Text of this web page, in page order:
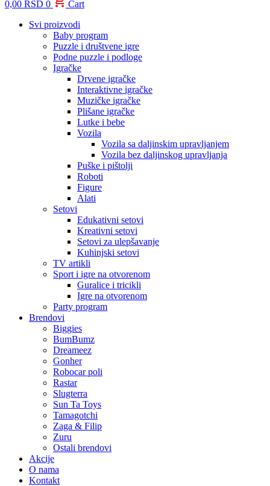
0,00 RSD 0
Cart
Svi proizvodi
Baby program
Puzzle i društvene igre
Podne puzzle i podloge
Igračke
Drvene igračke
Interaktivne igračke
Muzičke igračke
Plišane igračke
Lutke i bebe
Vozila
Vozila sa daljinskim upravljanjem
Vozila bez daljinskog upravljanja
Puške i pištolji
Roboti
Figure
Alati
Setovi
Edukativni setovi
Kreativni setovi
Setovi za ulepšavanje
Kuhinjski setovi
TV artikli
Sport i igre na otvorenom
Guralice i tricikli
Igre na otvorenom
Party program
Brendovi
Biggies
BumBumz
Dreameez
Gonher
Robocar poli
Rastar
Slugterra
Sun Ta Toys
Tamagotchi
Zaga & Filip
Zuru
Ostali brendovi
Akcije
O nama
Kontakt